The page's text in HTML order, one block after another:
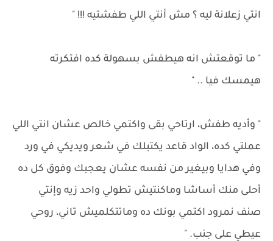
انتي زعلانة ليه ؟ مش أنتي اللي طفشتيه !!! "
" ما توقعتش انه هيطفش بسهولة كده افتكرته
هيمسك فيا .. "
" وأديه طفش، ارتاحي بقى واكتمي خالص عشان انتي اللي
عملتي كده، الواد قاعد يكتبلك في شعر ويديكي في ورد
وفي هدايا وبيغير من نفسه عشان يعجبك وفوق كل ده
أحلى منك أساشا وماكنتيش تطولي واحد زيه وإنتي
صنف نمرود اكتمي بونك ده وماتتكلميش تاني، روحي
عيطي على جنب. "